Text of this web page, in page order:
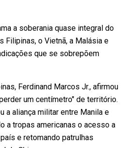
a soberania quase integral do
Filipinas, o Vietnã, a Malásia e
que se sobrepõem
Ferdinand Marcos Jr., afirmou
um centímetro" de território.
a aliança militar entre Manila e
a tropas americanas o acesso a
e retomando patrulhas